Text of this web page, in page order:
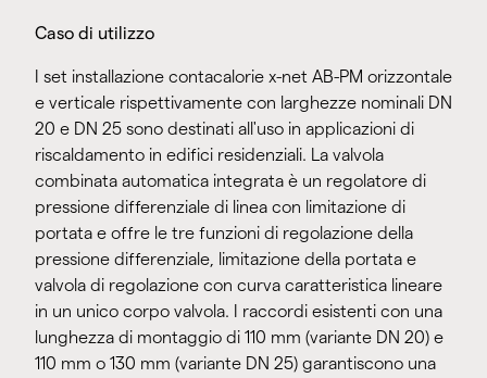
Caso di utilizzo
I set installazione contacalorie x-net AB-PM orizzontale
e verticale rispettivamente con larghezze nominali DN
20 e DN 25 sono destinati all'uso in applicazioni di
riscaldamento in edifici residenziali. La valvola
combinata automatica integrata è un regolatore di
pressione differenziale di linea con limitazione di
portata e offre le tre funzioni di regolazione della
pressione differenziale, limitazione della portata e
valvola di regolazione con curva caratteristica lineare
in un unico corpo valvola. I raccordi esistenti con una
lunghezza di montaggio di 110 mm (variante DN 20) e
110 mm o 130 mm (variante DN 25) garantiscono una